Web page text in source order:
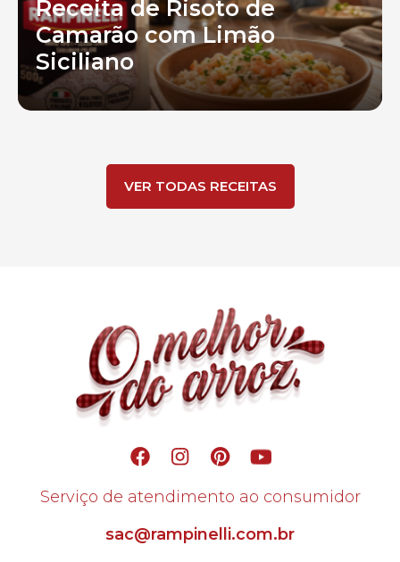
Receita de Risoto de
Camarão com Limão
Siciliano
VER TODAS RECEITAS
Serviço de atendimento ao consumidor
sac@rampinelli.com.br